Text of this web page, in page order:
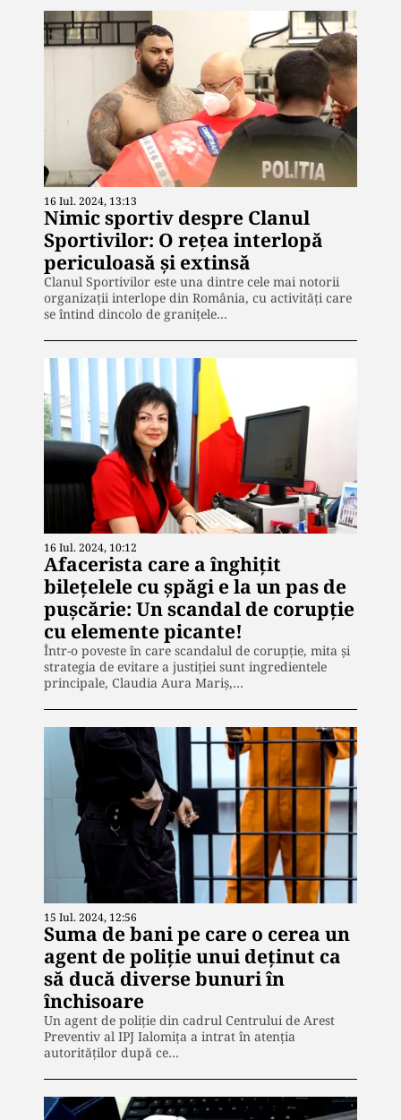
16 Iul. 2024, 13:13
Nimic sportiv despre Clanul
Sportivilor: O rețea interlopă
periculoasă și extinsă
Clanul Sportivilor este una dintre cele mai notorii
organizații interlope din România, cu activități care
se întind dincolo de granițele…
16 Iul. 2024, 10:12
Afacerista care a înghițit
bilețelele cu șpăgi e la un pas de
pușcărie: Un scandal de corupție
cu elemente picante!
Într-o poveste în care scandalul de corupție, mita și
strategia de evitare a justiției sunt ingredientele
principale, Claudia Aura Mariș,…
15 Iul. 2024, 12:56
Suma de bani pe care o cerea un
agent de poliție unui deținut ca
să ducă diverse bunuri în
închisoare
Un agent de poliţie din cadrul Centrului de Arest
Preventiv al IPJ Ialomiţa a intrat în atenția
autorităților după ce…